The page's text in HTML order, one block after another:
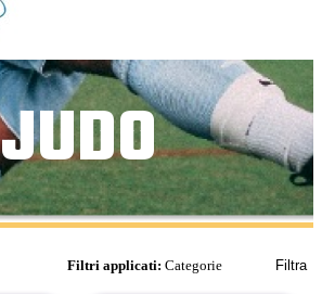
JUDO
Filtri applicati: Categorie Filtra